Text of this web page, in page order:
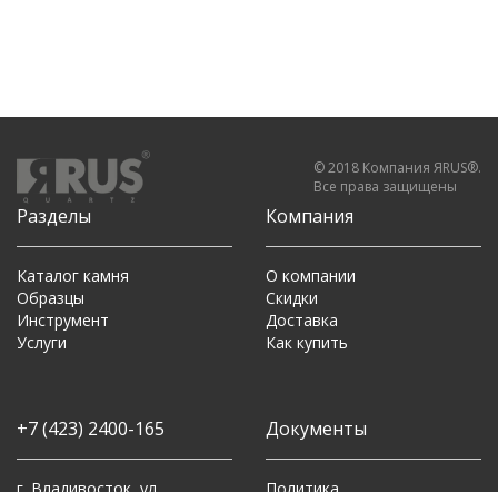
Разделы
Каталог камня
Образцы
Инструмент
Услуги
Компания
О компании
Скидки
Доставка
Как купить
+7 (423) 2400-165 Документы
© 2018 Компания ЯRUS®.
Все права защищены